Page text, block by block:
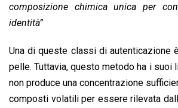
composizione chimica unica per
identità”
Una di queste classi di autenticazione
pelle. Tuttavia, questo metodo ha i suoi
non produce una concentrazione
composti volatili per essere rilevata